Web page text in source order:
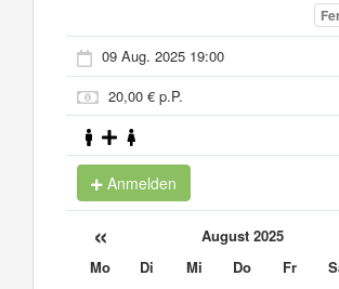
09 Aug. 2025 19:00
20,00 € p.P.
Anmelden
« August 2025
Mo Di Mi Do Fr